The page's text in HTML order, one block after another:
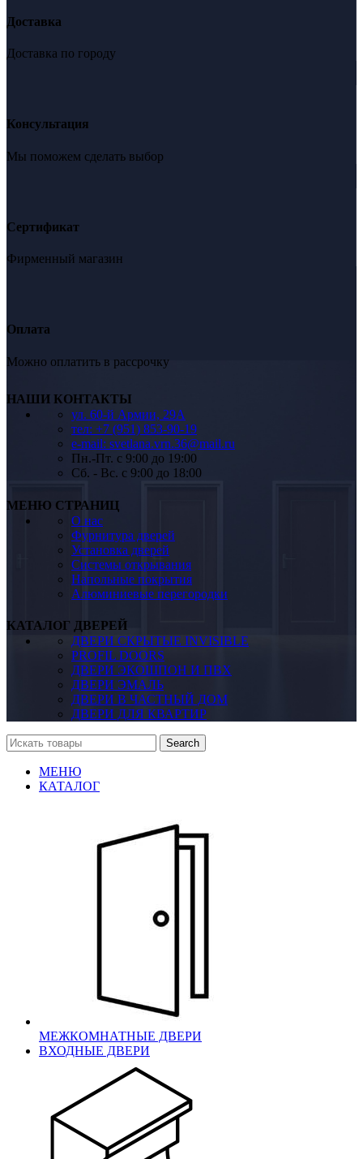
Доставка
Доставка по городу
Консультация
Мы поможем сделать выбор
Сертификат
Фирменный магазин
Оплата
Можно оплатить в рассрочку
НАШИ КОНТАКТЫ
ул. 60-й Армии, 29А
тел: +7 (951) 853-90-19
e-mail: svetlana.vrn.36@mail.ru
Пн.-Пт. c 9:00 до 19:00
Сб. - Вс. c 9:00 до 18:00
МЕНЮ СТРАНИЦ
О нас
Фурнитура дверей
Установка дверей
Системы открывания
Напольные покрытия
Алюминиевые перегородки
КАТАЛОГ ДВЕРЕЙ
ДВЕРИ СКРЫТЫЕ INVISIBLE
PROFIL DOORS
ДВЕРИ ЭКОШПОН И ПВХ
ДВЕРИ ЭМАЛЬ
ДВЕРИ В ЧАСТНЫЙ ДОМ
ДВЕРИ ДЛЯ КВАРТИР
Search
МЕНЮ
КАТАЛОГ
МЕЖКОМНАТНЫЕ ДВЕРИ
ВХОДНЫЕ ДВЕРИ